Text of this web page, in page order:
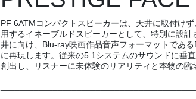
PF 6ATMコンパクトスピーカーは、天井に取付け
用するイネーブルドスピーカーとして、特別に設
井に向け、Blu-ray映画作品音声フォーマットであ
に再現します。従来の5.1システムのサウンドに垂
創出し、リスナーに未体験のリアリティと本物の臨